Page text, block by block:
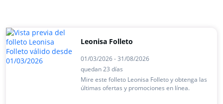
Leonisa Folleto
01/03/2026 - 31/08/2026
quedan 23 días
Mire este folleto Leonisa Folleto y obtenga las
últimas ofertas y promociones en línea.